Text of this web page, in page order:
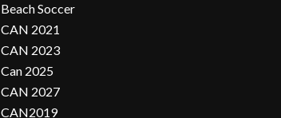
Beach Soccer
CAN 2021
CAN 2023
Can 2025
CAN 2027
CAN2019